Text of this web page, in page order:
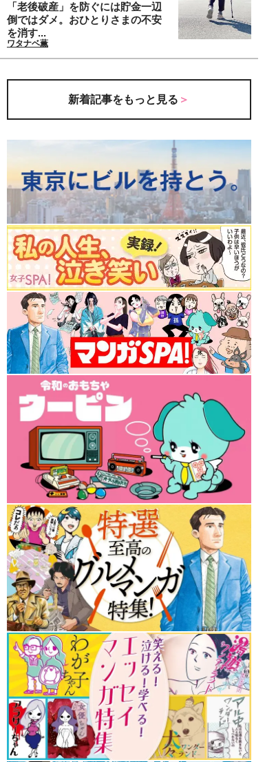
「老後破産」を防ぐには貯金一辺
倒ではダメ。おひとりさまの不安
を消す...
ワタナベ薫
新着記事をもっと見る